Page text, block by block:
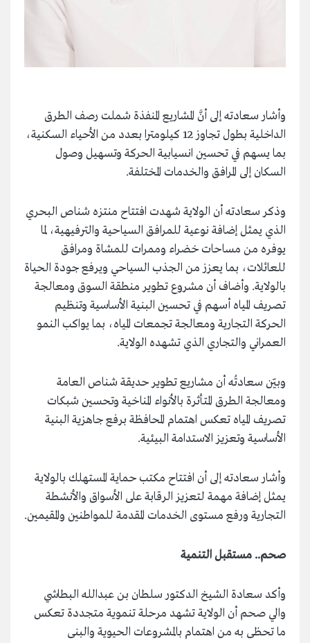
وأشار سعادته إلى أنَّ المشاريع المنفذة شملت رصف الطرق
الداخلية بطول تجاوز 12 كيلومترا بعدد من الأحياء السكنية،
بما يسهم في تحسين انسيابية الحركة وتسهيل وصول
السكان إلى المرافق والخدمات المختلفة.
وذكر سعادته أن الولاية شهدت افتتاح منتزه شناص البحري
الذي يمثل إضافة نوعية للمرافق السياحية والترفيهية، لما
يوفره من مساحات خضراء وممرات للمشاة ومرافق
للعائلات، بما يعزز من الجذب السياحي ويرفع جودة الحياة
بالولاية. وأضاف أن مشروع تطوير منطقة السوق ومعالجة
تصريف المياه أسهم في تحسين البنية الأساسية وتنظيم
الحركة التجارية ومعالجة تجمعات المياه، بما يواكب النمو
العمراني والتجاري الذي تشهده الولاية.
وبيّن سعادتُه أن مشاريع تطوير حديقة شناص العامة
ومعالجة الطرق المتأثرة بالأنواء المناخية وتحسين شبكات
تصريف المياه تعكس اهتمام المحافظة برفع جاهزية البنية
الأساسية وتعزيز الاستدامة البيئية.
وأشار سعادته إلى أن افتتاح مكتب حماية المستهلك بالولاية
يمثل إضافة مهمة لتعزيز الرقابة على الأسواق والأنشطة
التجارية ورفع مستوى الخدمات المقدمة للمواطنين والمقيمين.
صحم.. مستقبل التنمية
وأكد سعادة الشيخ الدكتور سلطان بن عبدالله البطاشي
والي صحم أن الولاية تشهد مرحلة تنموية متجددة تعكس
ما تحظى به من اهتمام بالمشروعات الحيوية والبنى